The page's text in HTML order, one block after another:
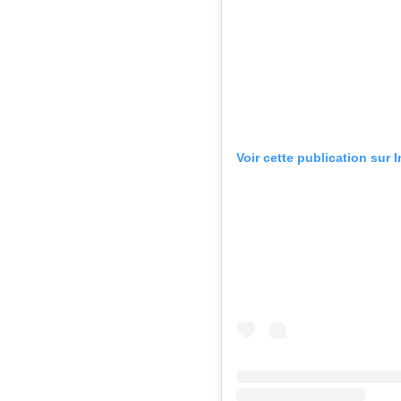
Voir cette publication sur